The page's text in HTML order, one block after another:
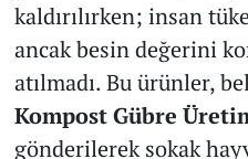
kaldırılırken; insan
ancak besin değerini
atılmadı. Bu ürünler,
Kompost Gübre
gönderilerek sokak